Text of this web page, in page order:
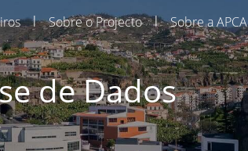
| Sobre o Projecto | Sobre a APCA
de Dados